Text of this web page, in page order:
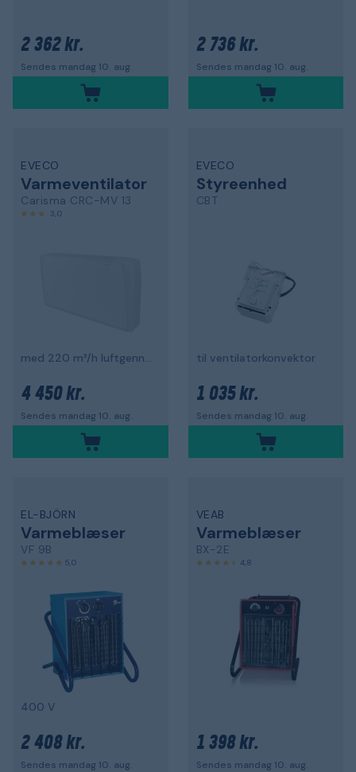
2 362 kr.
Sendes mandag 10. aug.
2 736 kr.
Sendes mandag 10. aug.
EVECO
Varmeventilator
Carisma CRC-MV 13
3,0
med 220 m³/h luftgennemstrømning
4 450 kr.
Sendes mandag 10. aug.
EVECO
Styreenhed
CBT
til ventilatorkonvektor
1 035 kr.
Sendes mandag 10. aug.
EL-BJÖRN
Varmeblæser
VF 9B
5,0
400 V
2 408 kr.
Sendes mandag 10. aug.
VEAB
Varmeblæser
BX-2E
4,8
1 398 kr.
Sendes mandag 10. aug.